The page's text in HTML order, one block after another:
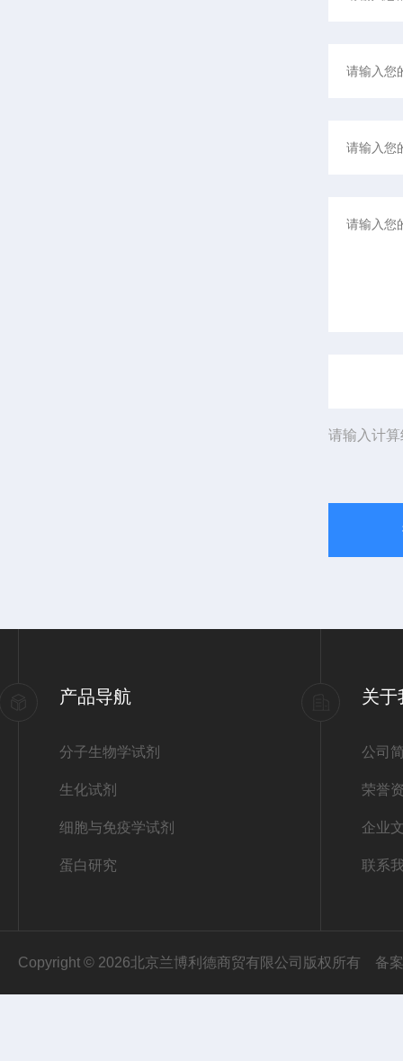
请输入计
产品导航
分子生物学试剂
生化试剂
细胞与免疫学试剂
蛋白研究
关于
公司
荣誉
企业
联系
Copyright © 2026北京兰博利德商贸有限公司版权所有 备